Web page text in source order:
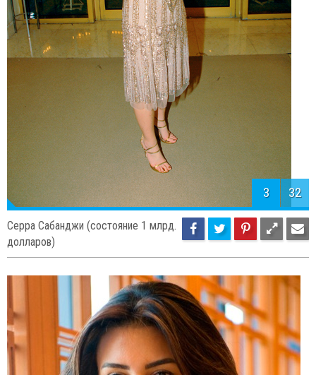
3 32
Серра Сабанджи (состояние 1 млрд.
долларов)